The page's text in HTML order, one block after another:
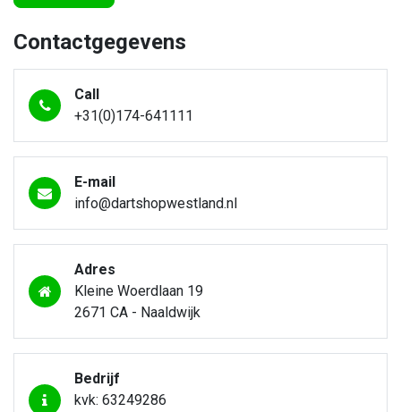
Contactgegevens
Call
+31(0)174-641111
E-mail
info@dartshopwestland.nl
Adres
Kleine Woerdlaan 19
2671 CA - Naaldwijk
Bedrijf
kvk: 63249286